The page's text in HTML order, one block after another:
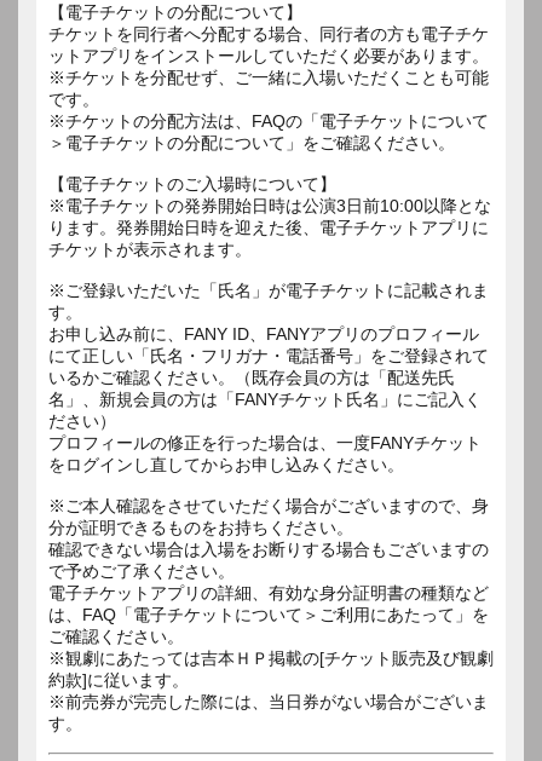
【電子チケットの分配について】
チケットを同行者へ分配する場合、同行者の方も電子チケ
ットアプリをインストールしていただく必要があります。
※チケットを分配せず、ご一緒に入場いただくことも可能
です。
※チケットの分配方法は、FAQの「電子チケットについて
＞電子チケットの分配について」をご確認ください。
【電子チケットのご入場時について】
※電子チケットの発券開始日時は公演3日前10:00以降とな
ります。発券開始日時を迎えた後、電子チケットアプリに
チケットが表示されます。
※ご登録いただいた「氏名」が電子チケットに記載されま
す。
お申し込み前に、FANY ID、FANYアプリのプロフィール
にて正しい「氏名・フリガナ・電話番号」をご登録されて
いるかご確認ください。（既存会員の方は「配送先氏
名」、新規会員の方は「FANYチケット氏名」にご記入く
ださい）
プロフィールの修正を行った場合は、一度FANYチケット
をログインし直してからお申し込みください。
※ご本人確認をさせていただく場合がございますので、身
分が証明できるものをお持ちください。
確認できない場合は入場をお断りする場合もございますの
で予めご了承ください。
電子チケットアプリの詳細、有効な身分証明書の種類など
は、FAQ「電子チケットについて＞ご利用にあたって」を
ご確認ください。
※観劇にあたっては吉本ＨＰ掲載の[チケット販売及び観劇
約款]に従います。
※前売券が完売した際には、当日券がない場合がございま
す。